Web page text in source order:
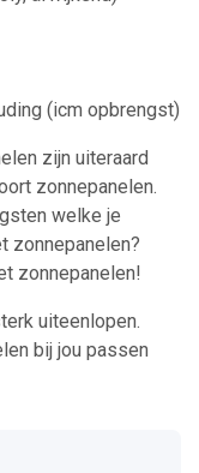
(icm opbrengst)
zijn uiteraard
zonnepanelen.
welke je
zonnepanelen?
zonnepanelen!
uiteenlopen.
bij jou passen